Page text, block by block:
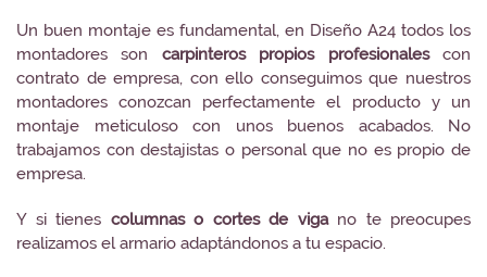
Un buen montaje es fundamental, en Diseño A24 todos los
montadores son carpinteros propios profesionalescon
contrato de empresa, con ello conseguimos que nuestros
montadores conozcan perfectamente el producto y un
montaje meticuloso con unos buenos acabados. No
trabajamos con destajistas o personal que no es propio de
empresa.
Y si tienes columnas o cortes de vigano te preocupes
realizamos el armario adaptándonos a tu espacio.